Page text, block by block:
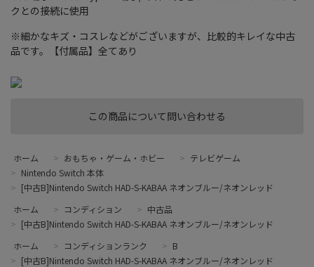
この商品について問い合わせる
クとの接続に使用
※細かなキズ・コスレなどがございますが、比較的キレイな中古
品です。【付属品】全てあり
ホーム > おもちゃ・ゲーム・ホビー > テレビゲーム
> Nintendo Switch 本体
> [中古B]Nintendo Switch HAD-S-KABAA ネオンブルー/ネオンレッド
ホーム
> コンディション > 中古品
> [中古B]Nintendo Switch HAD-S-KABAA ネオンブルー/ネオンレッド
ホーム
> コンディションランク > B
> [中古B]Nintendo Switch HAD-S-KABAA ネオンブルー/ネオンレッド